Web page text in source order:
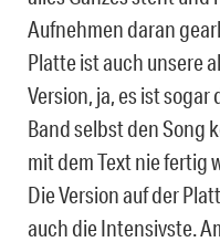
Aufnehmen daran
Platte ist auch unsere
Version, ja, es ist
Band selbst den Song
mit dem Text nie fertig
Die Version auf der
auch die Intensivste.